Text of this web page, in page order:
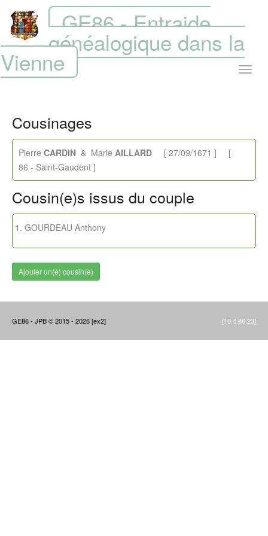
GE86 - Entraide
généalogique dans la
Vienne
Cousinages
Pierre CARDIN & Marie AILLARD [ 27/09/1671 ] [
86 - Saint-Gaudent ]
Cousin(e)s issus du couple
GOURDEAU Anthony
Ajouter un(e) cousin(e)
GE86 - JPB © 2015 - 2026 [ex2] [10.4.86.23]